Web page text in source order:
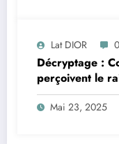
Lat DIOR 0
Décryptage :
perçoivent le
Mai 23, 2025